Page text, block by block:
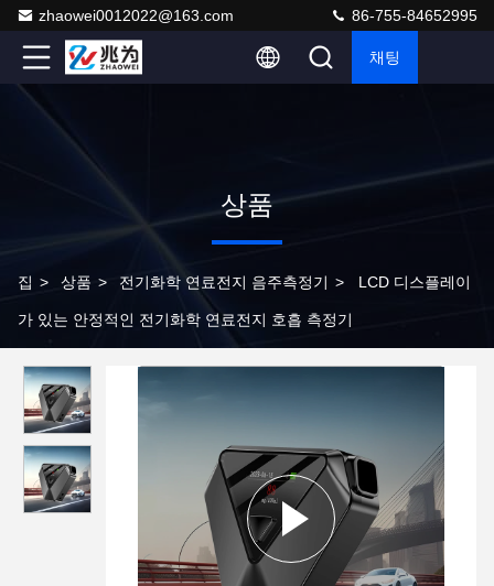
zhaowei0012022@163.com 86-755-84652995
채팅
상품
집 > 상품 > 전기화학 연료전지 음주측정기 > LCD 디스플레이
가 있는 안정적인 전기화학 연료전지 호흡 측정기